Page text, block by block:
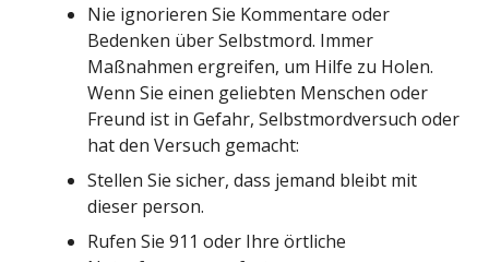
Nie ignorieren Sie Kommentare oder
Bedenken über Selbstmord. Immer
Maßnahmen ergreifen, um Hilfe zu Holen.
Wenn Sie einen geliebten Menschen oder
Freund ist in Gefahr, Selbstmordversuch oder
hat den Versuch gemacht:
Stellen Sie sicher, dass jemand bleibt mit
dieser person.
Rufen Sie 911 oder Ihre örtliche